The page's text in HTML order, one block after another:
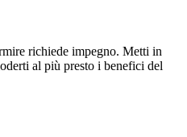
richiede impegno. Metti in
al più presto i benefici del